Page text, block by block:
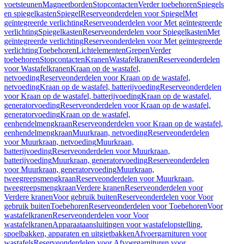
voetsteunenMagneetbordenStopcontactenVerder toebehorenSpiegels
en spiegelkastenSpiegelReserveonderdelen voor SpiegelMet
geïntegreerde verlichtingReserveonderdelen voor Met geïntegreerde
verlichtingSpiegelkastenReserveonderdelen voor SpiegelkastenMet
geïntegreerde verlichtingReserveonderdelen voor Met geïntegreerde
verlichtingToebehorenLichtelementenGrepenVerder
toebehorenStopcontactenKranenWastafelkranenReserveonderdelen
voor WastafelkranenKraan op de wastafel,
netvoedingReserveonderdelen voor Kraan op de wastafel,
netvoedingKraan op de wastafel, batterijvoedingReserveonderdelen
voor Kraan op de wastafel, batterijvoedingKraan op de wastafel,
generatorvoedingReserveonderdelen voor Kraan op de wastafel,
generatorvoedingKraan op de wastafel,
eenhendelmengkraanReserveonderdelen voor Kraan op de wastafel,
eenhendelmengkraanMuurkraan, netvoedingReserveonderdelen
voor Muurkraan, netvoedingMuurkraan,
batterijvoedingReserveonderdelen voor Muurkraan,
batterijvoedingMuurkraan, generatorvoedingReserveonderdelen
voor Muurkraan, generatorvoedingMuurkraan,
tweegreepsmengkraanReserveonderdelen voor Muurkraan,
tweegreepsmengkraanVerdere kranenReserveonderdelen voor
Verdere kranenVoor gebruik buitenReserveonderdelen voor Voor
gebruik buitenToebehorenReserveonderdelen voor ToebehorenVoor
wastafelkranenReserveonderdelen voor Voor
wastafelkranenApparaataansluitingen voor wastafelopstelling,
spoelbakken, apparaten en uitgietbakkenAfvoergarnituren voor